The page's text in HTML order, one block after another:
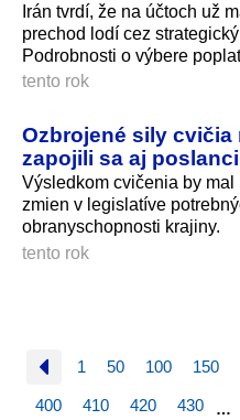
Irán tvrdí, že na účtoch už
prechod lodí cez
Podrobnosti o výbere
tento rok
Ozbrojené sily cvičia
zapojili sa aj
Výsledkom cvičenia by
zmien v legislatíve
obranyschopnosti krajiny.
tento rok
1 50 100 150
400 410 420 430 …